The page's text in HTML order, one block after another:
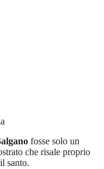
fosse solo un
che risale proprio
santo.